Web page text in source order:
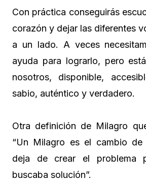
Con práctica conseguirás
corazón y dejar las diferentes
a un lado. A veces
ayuda para lograrlo, pero
nosotros, disponible,
sabio, auténtico y verdadero.
Otra definición de Milagro
“Un Milagro es el cambio de
deja de crear el problema
buscaba solución”.